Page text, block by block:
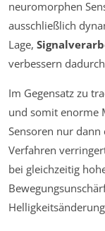
neuromorphen
ausschließlich
Lage,
verbessern
Im Gegensatz zu
und somit enorme
Sensoren nur
Verfahren
bei gleichzeitig